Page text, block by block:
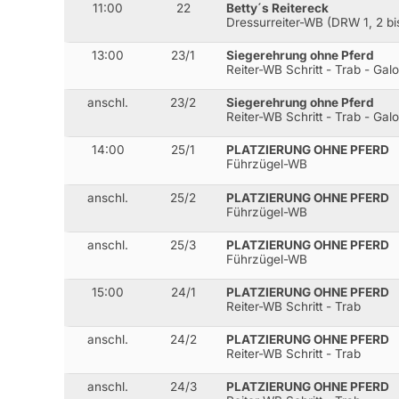
11:00 22
Betty´s Reitereck
Dressurreiter-WB (DRW 1, 2
13:00 23/1
Siegerehrung ohne Pferd
Reiter-WB Schritt - Trab -
anschl. 23/2
Siegerehrung ohne Pferd
Reiter-WB Schritt - Trab -
14:00 25/1
PLATZIERUNG OHNE PFERD
Führzügel-WB
anschl. 25/2
PLATZIERUNG OHNE PFERD
Führzügel-WB
anschl. 25/3
PLATZIERUNG OHNE PFERD
Führzügel-WB
15:00 24/1
PLATZIERUNG OHNE PFERD
Reiter-WB Schritt - Trab
anschl. 24/2
PLATZIERUNG OHNE PFERD
Reiter-WB Schritt - Trab
anschl. 24/3
PLATZIERUNG OHNE PFERD